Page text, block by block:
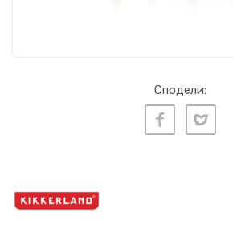
Сподели: